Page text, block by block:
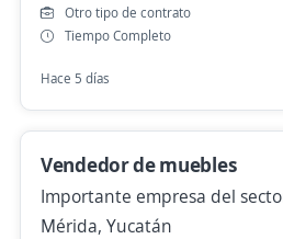
Hace 2 días
ENTREHUMANOS
Mérida, Yucatán
$ 18,000.00 (Mensual) + Comisiones
Hace 2 días
Otro tipo de contrato
Tiempo Completo
Hace 5 días
Vendedor de muebles
Importante empresa del
Mérida, Yucatán